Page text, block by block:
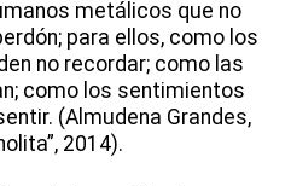
metálicos que no
para ellos, como los
no recordar; como las
como los sentimientos
(Almudena Grandes,
2014).